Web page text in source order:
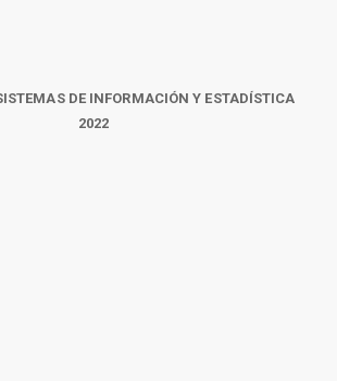
DE INFORMACIÓN Y ESTADÍSTICA
2022